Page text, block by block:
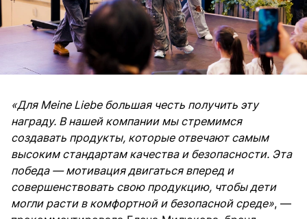
«Для Meine Liebe большая честь получить эту
награду. В нашей компании мы стремимся
создавать продукты, которые отвечают самым
высоким стандартам качества и безопасности. Эта
победа — мотивация двигаться вперед и
совершенствовать свою продукцию, чтобы дети
могли расти в комфортной и безопасной среде», —